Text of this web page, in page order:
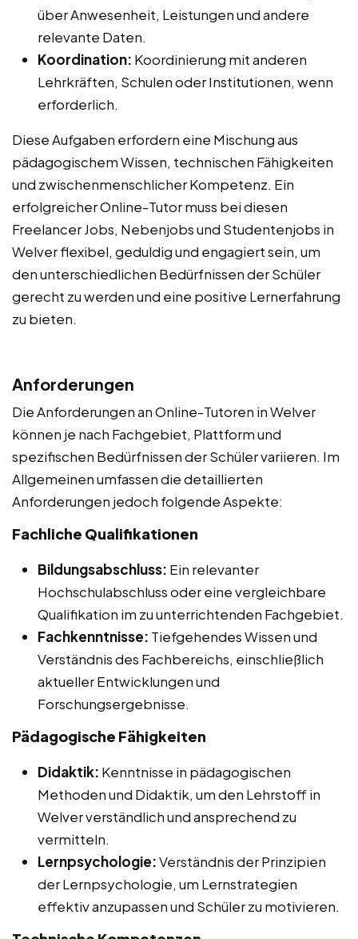
über Anwesenheit, Leistungen und andere
relevante Daten.
Koordination: Koordinierung mit anderen
Lehrkräften, Schulen oder Institutionen, wenn
erforderlich.
Diese Aufgaben erfordern eine Mischung aus
pädagogischem Wissen, technischen Fähigkeiten
und zwischenmenschlicher Kompetenz. Ein
erfolgreicher Online-Tutor muss bei diesen
Freelancer Jobs, Nebenjobs und Studentenjobs in
Welver flexibel, geduldig und engagiert sein, um
den unterschiedlichen Bedürfnissen der Schüler
gerecht zu werden und eine positive Lernerfahrung
zu bieten.
Anforderungen
Die Anforderungen an Online-Tutoren in Welver
können je nach Fachgebiet, Plattform und
spezifischen Bedürfnissen der Schüler variieren. Im
Allgemeinen umfassen die detaillierten
Anforderungen jedoch folgende Aspekte:
Fachliche Qualifikationen
Bildungsabschluss: Ein relevanter
Hochschulabschluss oder eine vergleichbare
Qualifikation im zu unterrichtenden Fachgebiet.
Fachkenntnisse: Tiefgehendes Wissen und
Verständnis des Fachbereichs, einschließlich
aktueller Entwicklungen und
Forschungsergebnisse.
Pädagogische Fähigkeiten
Didaktik: Kenntnisse in pädagogischen
Methoden und Didaktik, um den Lehrstoff in
Welver verständlich und ansprechend zu
vermitteln.
Lernpsychologie:Verständnis der Prinzipien
der Lernpsychologie, um Lernstrategien
effektiv anzupassen und Schüler zu motivieren.